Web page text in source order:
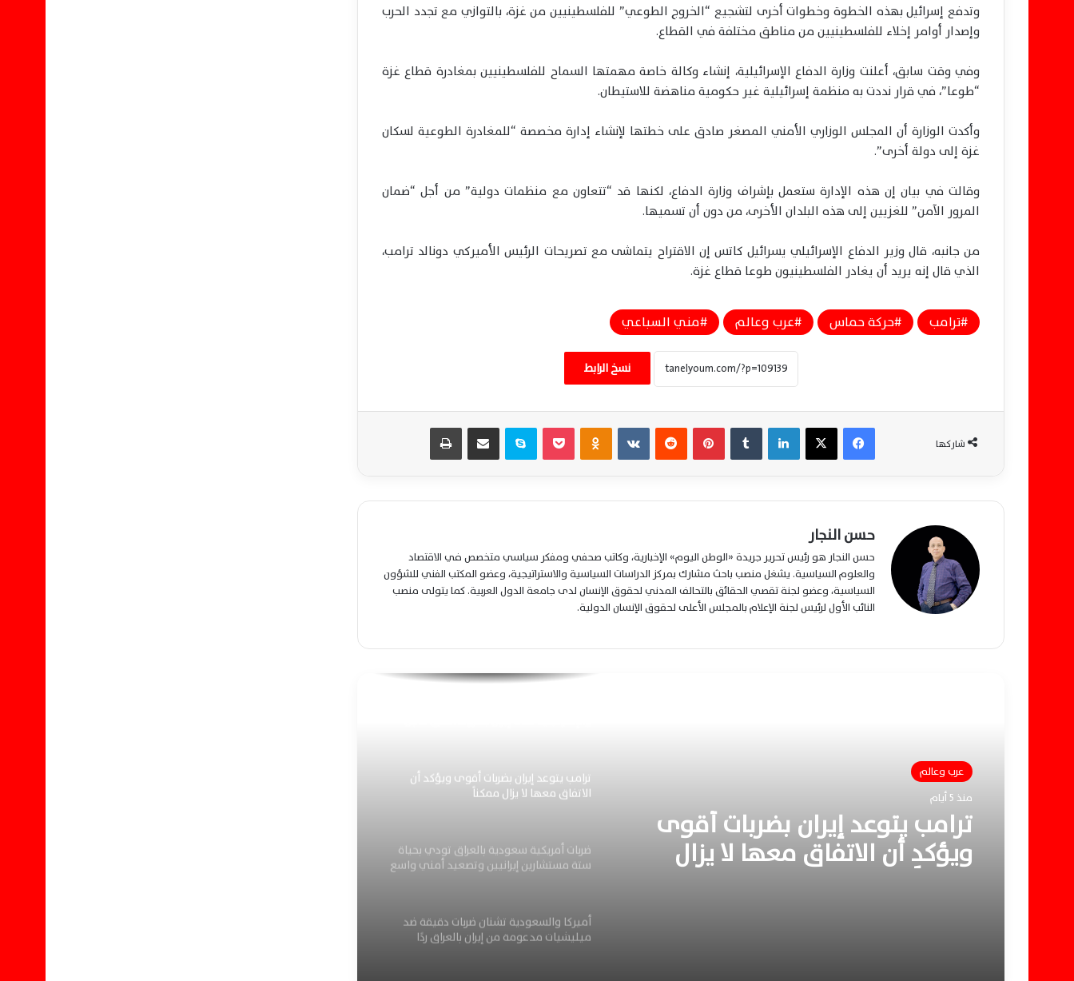
وتدفع إسرائيل بهذه الخطوة وخطوات أخرى لتشجيع “الخروج الطوعي” للفلسطينيين من غزة، بالتوازي مع تجدد الحرب
وإصدار أوامر إخلاء للفلسطينيين من مناطق مختلفة في القطاع.
وفي وقت سابق، أعلنت وزارة الدفاع الإسرائيلية، إنشاء وكالة خاصة مهمتها السماح للفلسطينيين بمغادرة قطاع غزة
“طوعا”، في قرار نددت به منظمة إسرائيلية غير حكومية مناهضة للاستيطان.
وأكدت الوزارة أن المجلس الوزاري الأمني المصغر صادق على خطتها لإنشاء إدارة مخصصة “للمغادرة الطوعية لسكان
غزة إلى دولة أخرى”.
وقالت في بيان إن هذه الإدارة ستعمل بإشراف وزارة الدفاع، لكنها قد “تتعاون مع منظمات دولية” من أجل “ضمان
المرور الآمن” للغزيين إلى هذه البلدان الأخرى، من دون أن تسميها.
من جانبه، قال وزير الدفاع الإسرائيلي يسرائيل كاتس إن الاقتراح يتماشى مع تصريحات الرئيس الأميركي دونالد ترامب،
الذي قال إنه يريد أن يغادر الفلسطينيون طوعا قطاع غزة.
ترامب حركة حماس عرب وعالم مني السباعي
نسخ الرابط
شاركها
فيسبوك ‫X لينكدإن بينتيريست ‏VKontakte سكايب مشاركة عبر البريد
حسن النجار
حسن النجار هو رئيس تحرير جريدة «الوطن اليوم» الإخبارية، وكاتب صحفي ومفكر سياسي متخصص في الاقتصاد
والعلوم السياسية. يشغل منصب باحث مشارك بمركز الدراسات السياسية والاستراتيجية، وعضو المكتب الفني للشؤون
السياسية، وعضو لجنة تقصي الحقائق بالتحالف المدني لحقوق الإنسان لدى جامعة الدول العربية. كما يتولى منصب
النائب الأول لرئيس لجنة الإعلام بالمجلس الأعلى لحقوق الإنسان الدولية.
عرب وعالم
منذ 5 أيام
ترامب يتوعد إيران بضربات أقوى
ويؤكد أن الاتفاق معها لا يزال
ممكناً
سفن ويعطل ناقلة في الخليج
ترامب يتوعد إيران بهجوم واسع ويؤكد توقف
الضربات ليس تراجعًا أمريكيًا مؤقتًا
على إيران واعتراض سفن تجارية مخالفة بالكامل
واشنطن تدرس أخطر عملية عسكرية للاستيلاء
على اليورانيوم الإيراني المخصب وسط تصعيد
متسارع
الثوري وتوسع التصعيد العسكري داخل إيران
ترامب يتوعد إيران بضربات أقوى ويؤكد أن
الاتفاق معها لا يزال ممكناً
ضربات أمريكية سعودية بالعراق تودي بحياة
ستة مستشارين إيرانيين وتصعيد أمني واسع
أميركا والسعودية تشنان ضربات دقيقة ضد
ميليشيات مدعومة من إيران بالعراق ردًا